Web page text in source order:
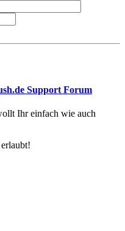
Support Forum
Ihr einfach wie auch